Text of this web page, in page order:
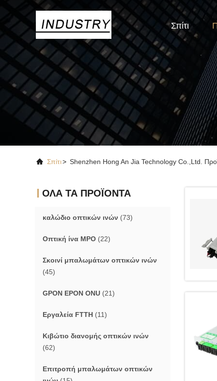
Σπίτι
Σπίτι> Shenzhen Hong An Jia Technology Co.,Ltd.
ΟΛΑ ΤΑ ΠΡΟΪΟΝΤΑ
καλώδιο οπτικών ινών (73)
Οπτική ίνα MPO (22)
Σκοινί μπαλωμάτων οπτικών ινών
(45)
GPON EPON ONU (21)
Εργαλεία FTTH (11)
Κιβώτιο διανομής οπτικών ινών
(62)
Επιτροπή μπαλωμάτων οπτικών